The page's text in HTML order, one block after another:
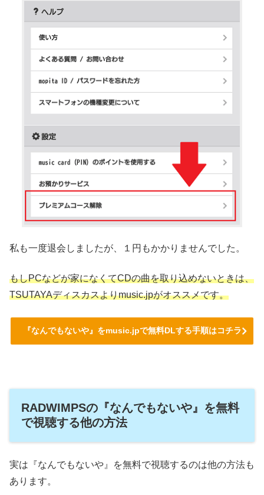
私も一度退会しましたが、１円もかかりませんでした。
もしPCなどが家になくてCDの曲を取り込めないときは、
TSUTAYAディスカスよりmusic.jpがオススメです。
『なんでもないや』をmusic.jpで無料DLする手順はコチラ
RADWIMPSの『なんでもないや』を無料
で視聴する他の方法
実は『なんでもないや』を無料で視聴するのは他の方法も
あります。